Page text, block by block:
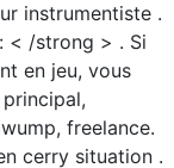
instrumentiste .
< /strong > . Si
en jeu, vous
freelance.
cerry situation .